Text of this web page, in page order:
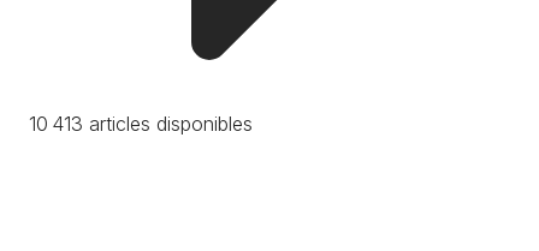
10 413 articles disponibles